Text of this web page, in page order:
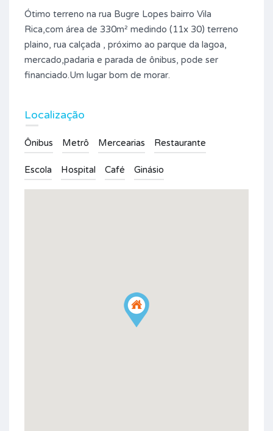
Ótimo terreno na rua Bugre Lopes bairro Vila
Rica,com área de 330m² medindo (11x 30) terreno
plaino, rua calçada , próximo ao parque da lagoa,
mercado,padaria e parada de ônibus, pode ser
financiado.Um lugar bom de morar.
Localização
Ônibus Metrô Mercearias Restaurante
Escola Hospital Café Ginásio